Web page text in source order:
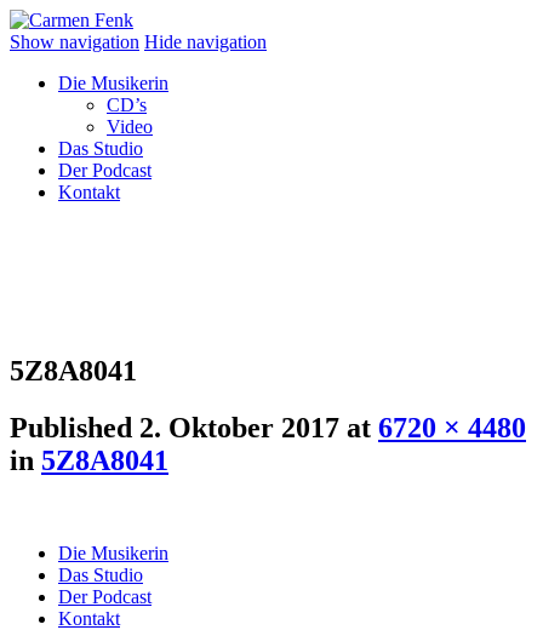
Show navigation Hide navigation
Die Musikerin
CD’s
Video
Das Studio
Der Podcast
Kontakt
5Z8A8041
Published 2. Oktober 2017 at 6720 × 4480
in 5Z8A8041
Die Musikerin
Das Studio
Der Podcast
Kontakt